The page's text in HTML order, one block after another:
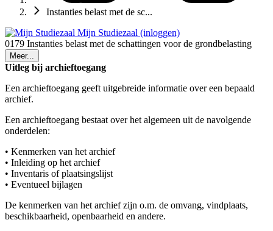
Instanties belast met de sc...
Mijn Studiezaal (inloggen)
0179 Instanties belast met de schattingen voor de grondbelasting
Meer...
Uitleg bij archieftoegang
Een archieftoegang geeft uitgebreide informatie over een bepaald
archief.
Een archieftoegang bestaat over het algemeen uit de navolgende
onderdelen:
• Kenmerken van het archief
• Inleiding op het archief
• Inventaris of plaatsingslijst
• Eventueel bijlagen
De kenmerken van het archief zijn o.m. de omvang, vindplaats,
beschikbaarheid, openbaarheid en andere.